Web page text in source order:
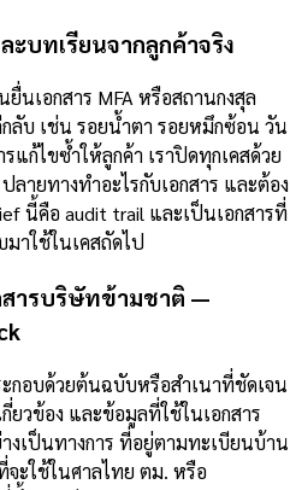
ะบทเรียนจากลูกค้าจริง
นเอกสาร MFA หรือสถานกงสุล
ลับ เช่น รอยน้ำตา รอยหมึกซ้อน วัน
ก้ไขซ้ำให้ลูกค้า เราปิดทุกเคสด้วย
ลายทางทำอะไรกับเอกสาร และต้อง
นี้คือ audit trail และเป็นเอกสารที่
าใช้ในเคสถัดไป
สารบริษัทข้ามชาติ —
กอบด้วยต้นฉบับหรือสำเนาที่ชัดเจน
วข้อง และข้อมูลที่ใช้ในเอกสาร
งเป็นทางการ ที่อยู่ตามทะเบียนบ้าน
จะใช้ในศาลไทย ตม. หรือ